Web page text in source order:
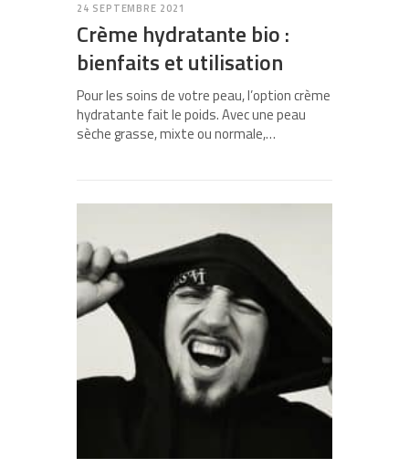
24 SEPTEMBRE 2021
Crème hydratante bio :
bienfaits et utilisation
Pour les soins de votre peau, l’option crème
hydratante fait le poids. Avec une peau
sèche grasse, mixte ou normale,…